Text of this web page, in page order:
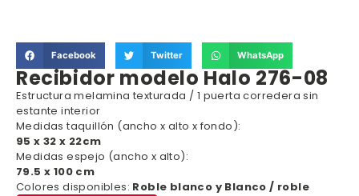
Facebook Twitter WhatsApp
Recibidor modelo Halo 276-08
Estructura melamina texturada / 1 puerta corredera sin
estante interior
Medidas taquillón (ancho x alto x fondo):
95 x 32 x 22cm
Medidas espejo (ancho x alto):
79.5 x 100 cm
Colores disponibles: Roble blanco y Blanco / roble